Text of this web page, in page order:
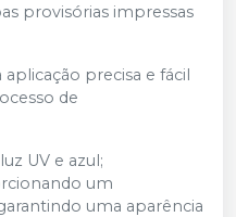
provisórias impressas
aplicação precisa e fácil
de
UV e azul;
um
uma aparência